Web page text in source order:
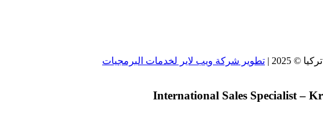
2025 | تطوير شركة ويب لاير لخدمات البرمجيات
International Sales Specialist –